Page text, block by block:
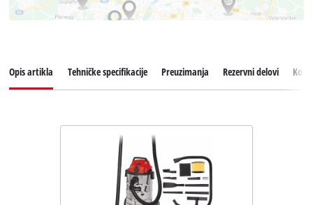
Opis artikla Tehničke specifikacije Preuzimanja Rezervni delovi